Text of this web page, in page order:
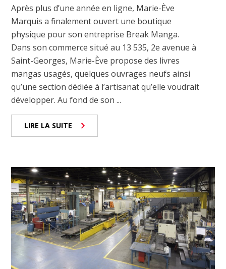
Après plus d’une année en ligne, Marie-Ève
Marquis a finalement ouvert une boutique
physique pour son entreprise Break Manga.
Dans son commerce situé au 13 535, 2e avenue à
Saint-Georges, Marie-Ève propose des livres
mangas usagés, quelques ouvrages neufs ainsi
qu’une section dédiée à l’artisanat qu’elle voudrait
développer. Au fond de son ...
LIRE LA SUITE